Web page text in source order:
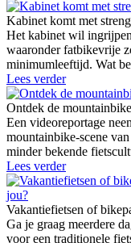
Kabinet komt met
Het kabinet wil
waaronder fatbikevrije
minimumleeftijd. Wat
Lees verder
Ontdek de
Een videoreportage
mountainbike-scene
minder bekende
Lees verder
Vakantiefietsen of
Ga je graag meerdere
voor een traditionele